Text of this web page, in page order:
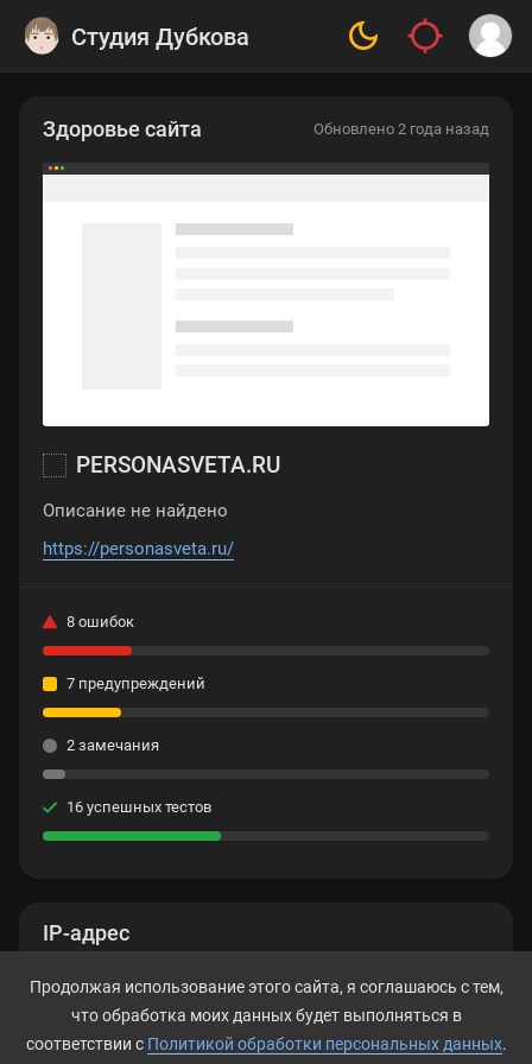
Студия Дубкова
IP-адрес
Нет данных
Здоровье сайта Обновлено 2 года назад
PERSONASVETA.RU
Описание не найдено
https://personasveta.ru/
8 ошибок
7 предупреждений
2 замечания
16 успешных тестов
Продолжая использование этого сайта, я соглашаюсь с тем,
что обработка моих данных будет выполняться в
соответствии с Политикой обработки персональных данных.